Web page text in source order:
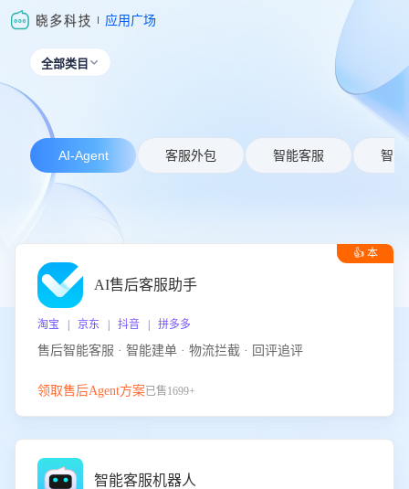
应用广场
全部类目 
AI-Agent 客服外包 智能客服 智能
👍 本
AI售后客服助手
淘宝 | 京东 | 抖音 | 拼多多
售后智能客服 · 智能建单 · 物流拦截 · 回评追评
领取售后Agent方案已售1699+
智能客服机器人